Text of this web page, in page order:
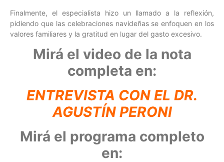
Finalmente, el especialista hizo un llamado a la reflexión,
pidiendo que las celebraciones navideñas se enfoquen en los
valores familiares y la gratitud en lugar del gasto excesivo.
Mirá el video de la nota
completa en:
ENTREVISTA CON EL DR.
AGUSTÍN PERONI
Mirá el programa completo
en: